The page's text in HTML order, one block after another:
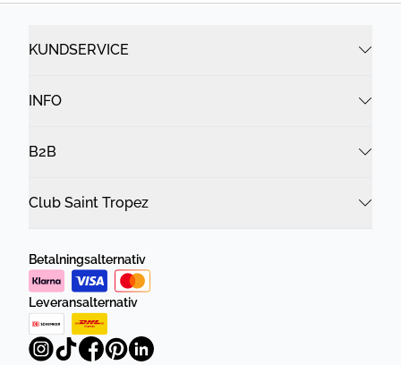
KUNDSERVICE
INFO
B2B
Club Saint Tropez
Betalningsalternativ
Leveransalternativ